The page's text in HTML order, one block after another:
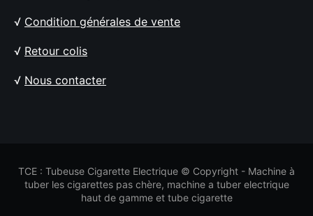
√ Condition générales de vente
√ Retour colis
√ Nous contacter
TCE : Tubeuse Cigarette Electrique © Copyright - Machine à
tuber les cigarettes pas chère, machine a tuber electrique
haut de gamme et tube cigarette